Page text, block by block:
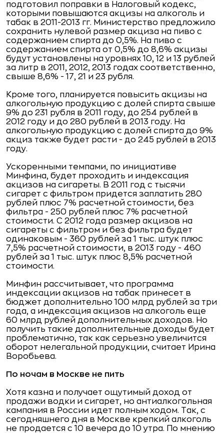
подготовил поправки в Налоговый кодекс,
которыми повышаются акцизы на алкоголь и
табак в 2011-2013 гг. Министерство предложило
сохранить нулевой размер акциза на пиво с
содержанием спирта до 0,5%. На пиво с
содержанием спирта от 0,5% до 8,6% акцизы
будут установлены на уровнях 10, 12 и 13 рублей
за литр в 2011, 2012, 2013 годах соответственно,
свыше 8,6% - 17, 21 и 23 рубля.
Кроме того, планируется повысить акцизы на
алкогольную продукцию с долей спирта свыше
9% до 231 рубля в 2011 году, до 254 рублей в
2012 году и до 280 рублей в 2013 году. На
алкогольную продукцию с долей спирта до 9%
акциз также будет расти - до 245 рублей в 2013
году.
Ускоренными темпами, по инициативе
Минфина, будет проходить и индексация
акцизов на сигареты. В 2011 год с тысячи
сигарет с фильтром придется заплатить 280
рублей плюс 7% расчетной стоимости, без
фильтра - 250 рублей плюс 7% расчетной
стоимости. С 2012 года размер акцизов на
сигареты с фильтром и без фильтра будет
одинаковым - 360 рублей за 1 тыс. штук плюс
7,5% расчетной стоимости, в 2013 году - 460
рублей за 1 тыс. штук плюс 8,5% расчетной
стоимости.
Минфин рассчитывает, что программа
индексации акцизов на табак принесет в
бюджет дополнительно 100 млрд рублей за три
года, а индексация акцизов на алкоголь еще
60 млрд рублей дополнительных доходов. Но
получить такие дополнительные доходы будет
проблематично, так как серьезно увеличится
оборот нелегальной продукции, считает Ирина
Воробьева.
По ночам в Москве не пить
Хотя казна и получает ощутимый доход от
продажи водки и сигарет, но антиалкогольная
кампания в России идет полным ходом. Так, с
сегодняшнего дня в Москве крепкий алкоголь
не продается с 10 вечера до 10 утра. По мнению